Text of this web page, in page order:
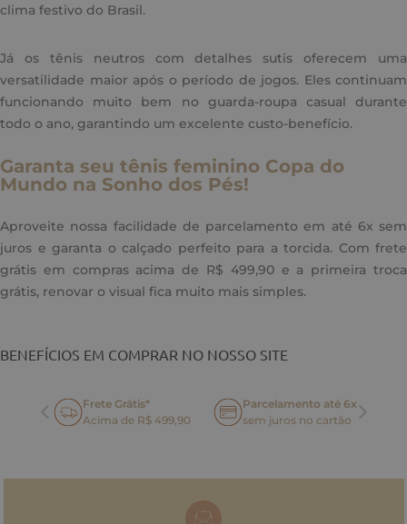
clima festivo do Brasil.
Já os tênis neutros com detalhes sutis oferecem uma
versatilidade maior após o período de jogos. Eles continuam
funcionando muito bem no guarda-roupa casual durante
todo o ano, garantindo um excelente custo-benefício.
Garanta seu tênis feminino Copa do
Mundo na Sonho dos Pés!
Aproveite nossa facilidade de parcelamento em até 6x sem
juros e garanta o calçado perfeito para a torcida. Com frete
grátis em compras acima de R$ 499,90 e a primeira troca
grátis, renovar o visual fica muito mais simples.
BENEFÍCIOS EM COMPRAR NO NOSSO SITE
Frete Grátis*
Acima de R$ 499,90
Parcelamento até 6x
sem juros no cartão